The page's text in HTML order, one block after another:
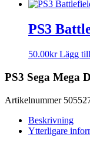
PS3
50.00kr Lägg
PS3 Sega Mega
Artikelnummer
Beskrivning
Ytterligare